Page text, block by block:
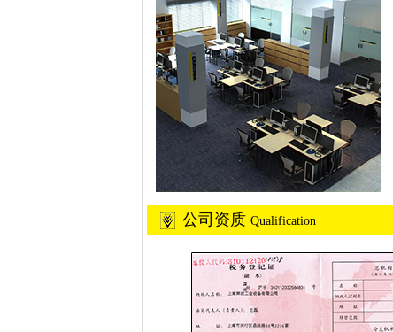
公司资质 Qualification